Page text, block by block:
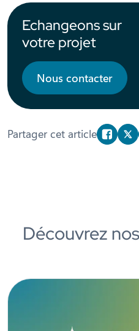
Echangeons sur
votre projet
Nous contacter
Partager cet article
Découvrez